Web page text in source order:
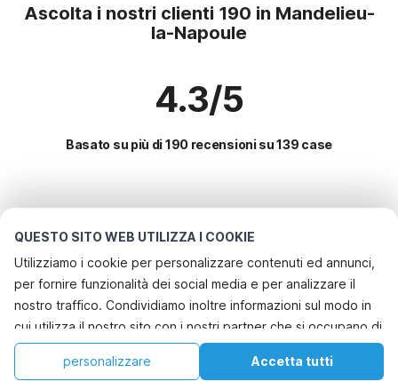
QUESTO SITO WEB UTILIZZA I COOKIE
Utilizziamo i cookie per personalizzare contenuti ed annunci,
per fornire funzionalità dei social media e per analizzare il
nostro traffico. Condividiamo inoltre informazioni sul modo in
cui utilizza il nostro sito con i nostri partner che si occupano di
analisi dei dati web, pubblicità e social media, i quali
potrebbero combinarle con altre informazioni che ha fornito
Accetta tutti
personalizzare
Ascolta i nostri clienti 190 in Mandelieu-
la-Napoule
4.3/5
Basato su più di 190 recensioni su 139 case
vacanze
Città con i migliori servizi per le vacanze
Casa vacanze a misura di bambino le-muy
Casa vacanze a misura di bambino roquebrune-sur-argens
Casa vacanze a misura di bambino saint-raphael
Servizi più popolari per le vacanze in Mandelieu-la-
napoule
Casa vacanze a misura di bambino
Città più popolari per le vacanze in Costa-azzurra